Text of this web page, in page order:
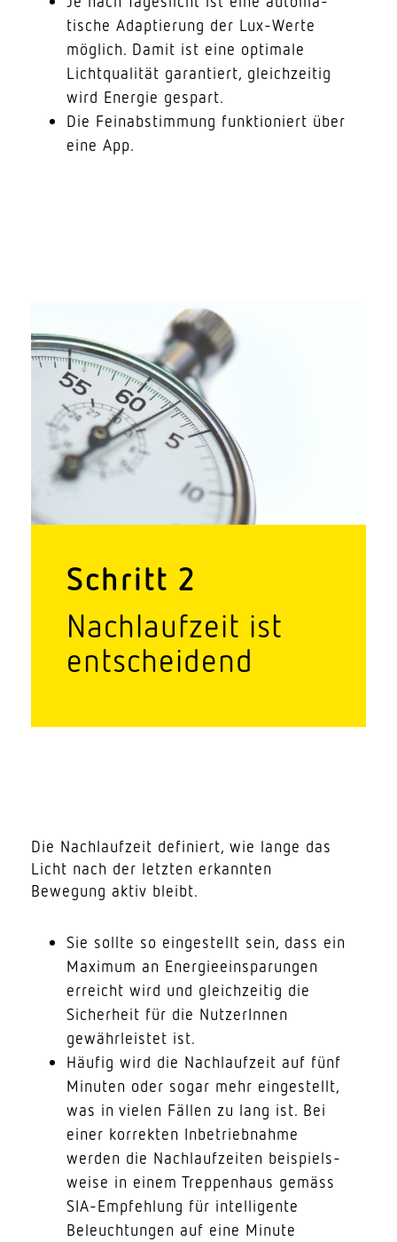
tische Adap­tierung der Lux-Werte
möglich. Damit ist eine optimale
Licht­qua­lität garan­tiert, gleich­zeitig
wird Energie gespart.
Die Fein­ab­stimmung funk­tio­niert über
eine App.
Schritt 2
Nach­laufzeit ist
entscheidend
Die Nach­laufzeit defi­niert, wie lange das
Licht nach der letzten erkannten
Bewegung aktiv bleibt.
Sie sollte so einge­stellt sein, dass ein
Maximum an Ener­gie­ein­spa­rungen
erreicht wird und gleich­zeitig die
Sicherheit für die Nutze­rInnen
gewähr­leistet ist.
Häufig wird die Nach­laufzeit auf fünf
Minuten oder sogar mehr einge­stellt,
was in vielen Fällen zu lang ist. Bei
einer korrekten Inbe­trieb­nahme
werden die Nach­lauf­zeiten beispiels­
weise in einem Trep­penhaus gemäss
SIA-Empfehlung für intel­li­gente
Beleuch­tungen auf eine Minute